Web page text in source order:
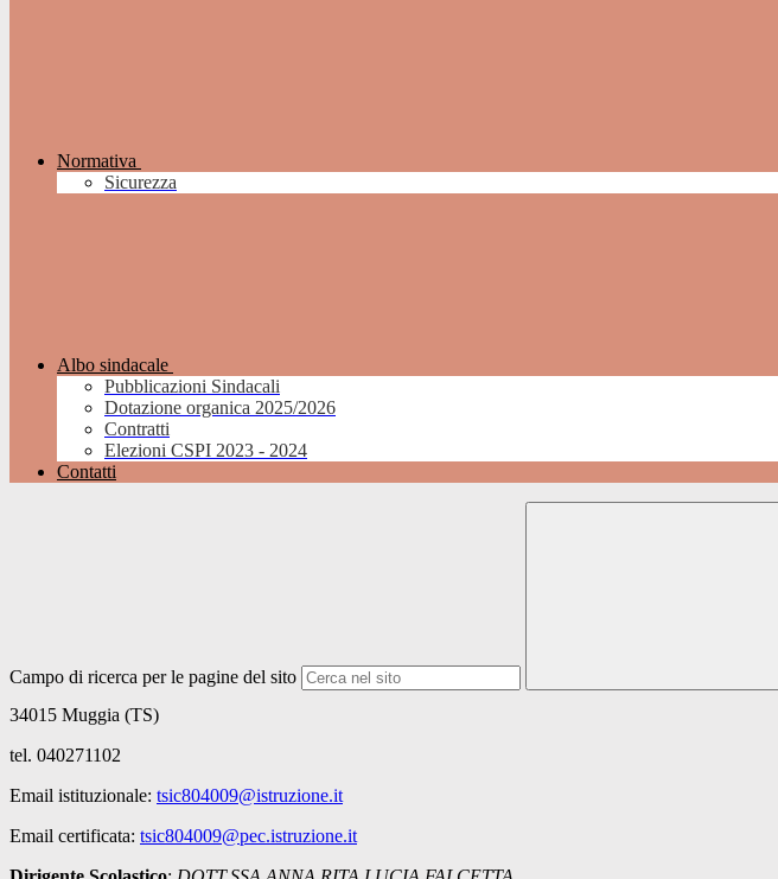
Normativa
Sicurezza
Albo sindacale
Pubblicazioni Sindacali
Dotazione organica 2025/2026
Contratti
Elezioni CSPI 2023 - 2024
Contatti
Campo di ricerca per le pagine del sito
34015 Muggia (TS)
tel. 040271102
Email istituzionale: tsic804009@istruzione.it
Email certificata: tsic804009@pec.istruzione.it